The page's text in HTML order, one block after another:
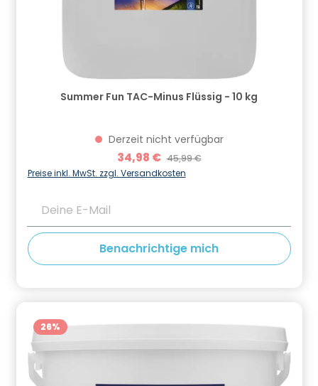
Summer Fun TAC-Minus Flüssig - 10 kg
Derzeit nicht verfügbar
Verkaufspreis:
34,98 € Regulärer Preis:
45,99 €
Preise inkl. MwSt. zzgl. Versandkosten
Benachrichtige mich
26%